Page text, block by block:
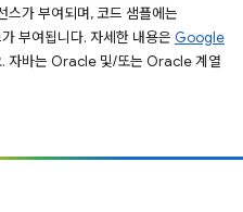
스가 부여되며, 코드 샘플에는
부여됩니다. 자세한 내용은 Google
. 자바는 Oracle 및/또는 Oracle 계열